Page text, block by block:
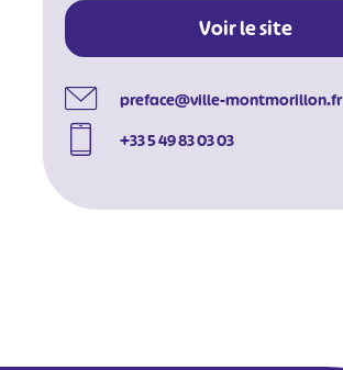
Voir le site
preface@ville-montmorillon.fr
+33 5 49 83 03 03
#
#
#
#